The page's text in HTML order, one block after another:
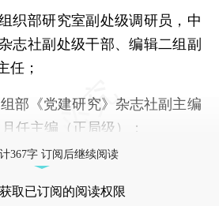
部研究室副处级调研员，中
志社副处级干部、编辑二组副
任；
部《党建研究》杂志社副主编
任主编（正局级）；
367字 订阅后继续阅读
取已订阅的阅读权限